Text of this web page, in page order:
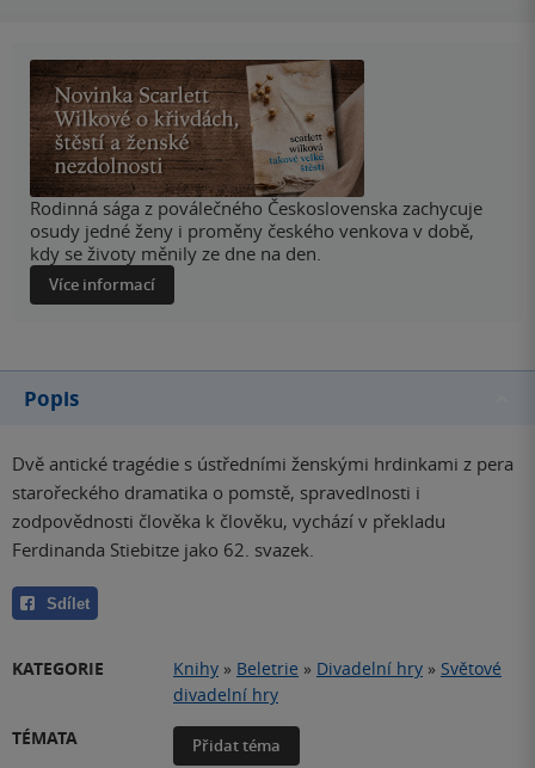
Rodinná sága z poválečného Československa zachycuje
osudy jedné ženy i proměny českého venkova v době,
kdy se životy měnily ze dne na den.
Více informací
Popis
Dvě antické tragédie s ústředními ženskými hrdinkami z pera
starořeckého dramatika o pomstě, spravedlnosti i
zodpovědnosti člověka k člověku, vychází v překladu
Ferdinanda Stiebitze jako 62. svazek.
Sdílet
KATEGORIE Knihy » Beletrie » Divadelní hry » Světové
divadelní hry
TÉMATA
Přidat téma